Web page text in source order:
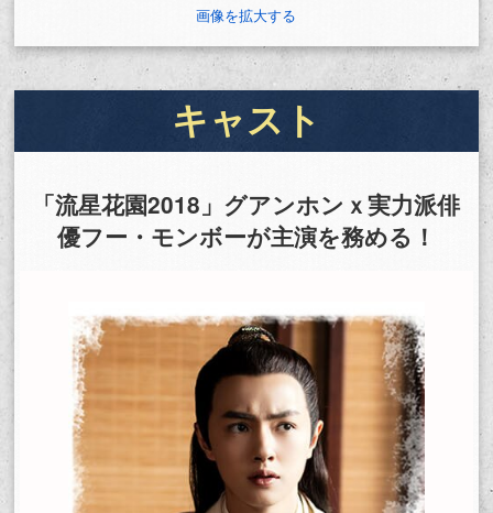
画像を拡大する
キャスト
「流星花園2018」グアンホンｘ実力派俳
優フー・モンボーが主演を務める！